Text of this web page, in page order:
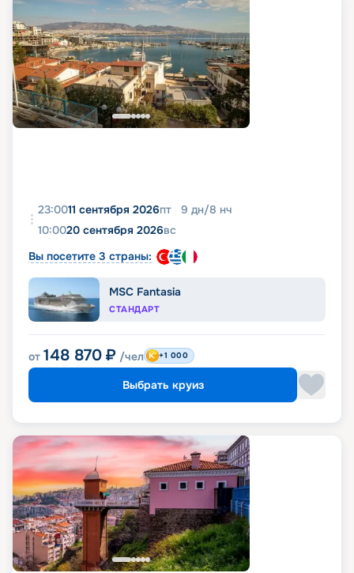
23:0011 сентября 2026пт 9 дн/8 нч
10:0020 сентября 2026вс
Вы посетите 3 страны:
MSC Fantasia
СТАНДАРТ
от 148 870 ₽ /чел +1 000
Выбрать круиз